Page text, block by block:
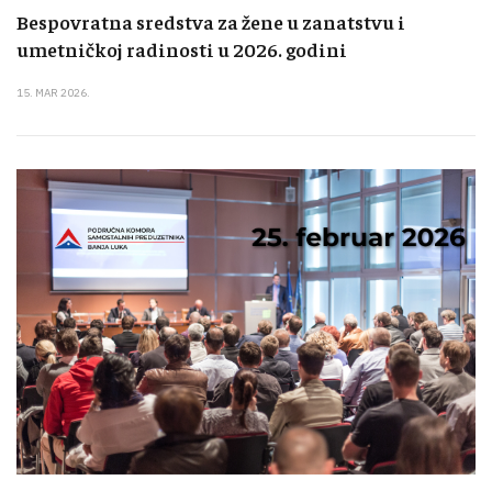
Bespovratna sredstva za žene u zanatstvu i
umetničkoj radinosti u 2026. godini
15. MAR 2026.